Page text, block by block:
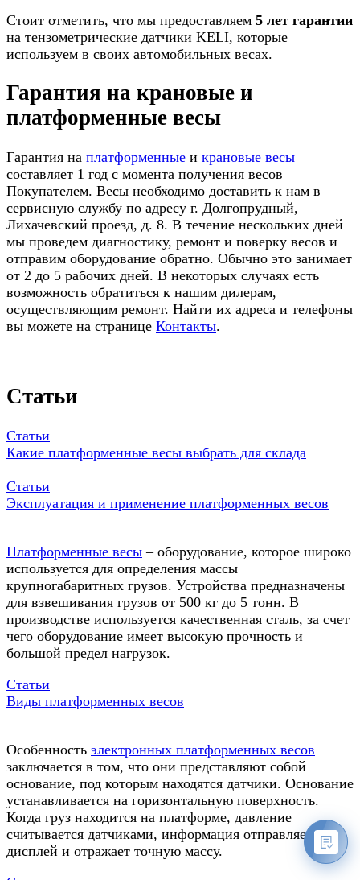
Стоит отметить, что мы предоставляем 5 лет гарантии
на тензометрические датчики KELI, которые
используем в своих автомобильных весах.
Гарантия на крановые и
платформенные весы
Гарантия на платформенные и крановые весы
составляет 1 год с момента получения весов
Покупателем. Весы необходимо доставить к нам в
сервисную службу по адресу г. Долгопрудный,
Лихачевский проезд, д. 8. В течение нескольких дней
мы проведем диагностику, ремонт и поверку весов и
отправим оборудование обратно. Обычно это занимает
от 2 до 5 рабочих дней. В некоторых случаях есть
возможность обратиться к нашим дилерам,
осуществляющим ремонт. Найти их адреса и телефоны
вы можете на странице Контакты.
Статьи
Статьи
Какие платформенные весы выбрать для склада
Статьи
Эксплуатация и применение платформенных весов
Платформенные весы – оборудование, которое широко
используется для определения массы
крупногабаритных грузов. Устройства предназначены
для взвешивания грузов от 500 кг до 5 тонн. В
производстве используется качественная сталь, за счет
чего оборудование имеет высокую прочность и
большой предел нагрузок.
Статьи
Виды платформенных весов
Особенность электронных платформенных весов
заключается в том, что они представляют собой
основание, под которым находятся датчики. Основание
устанавливается на горизонтальную поверхность.
Когда груз находится на платформе, давление
считывается датчиками, информация отправляется на
дисплей и отражает точную массу.